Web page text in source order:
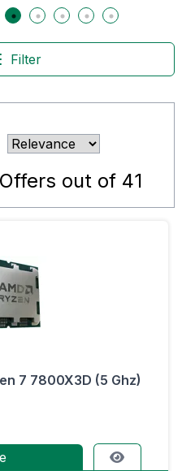
Filter
Offers out of 41
7 7800X3D (5 Ghz)